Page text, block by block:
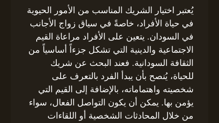
يُعتبر اختيار الشريك المناسب من الأمور الحيوية
في حياة الأفراد، خاصةً في سياق زواج الأجانب
في السودان. يتعين على الأفراد مراعاة القيم
الاجتماعية والدينية التي تشكل جزءاً أساسياً من
الثقافة السودانية. فعند البحث عن شريك
للحياة، يُنصح بأن يبدأ الفرد بالتعرف على
شخصيته واهتماماته، بالإضافة إلى القيم التي
يؤمن بها. يمكن أن يكون التواصل الفعال، سواء
من خلال المحادثات الشخصية أو اللقاءات